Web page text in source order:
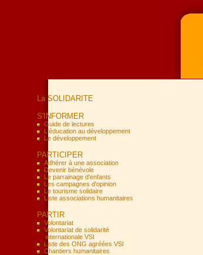
La SOLIDARITE
S'INFORMER
Guide de lectures
L'éducation au développement
Le développement
PARTICIPER
Adhérer à une association
Devenir bénévole
Le parrainage d'enfants
Les campagnes d'opinion
Le tourisme solidaire
Liste associations humanitaires
PARTIR
Volontariat
Volontariat de solidarité
internationale VSI
Liste des ONG agréées VSI
Chantiers humanitaires